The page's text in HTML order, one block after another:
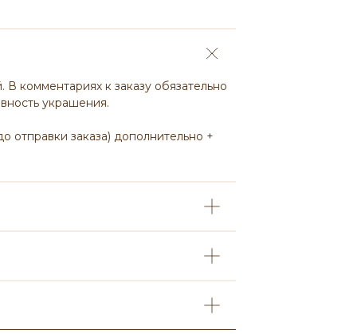
комментариях к заказу обязательно
украшения.
отправки заказа) дополнительно +